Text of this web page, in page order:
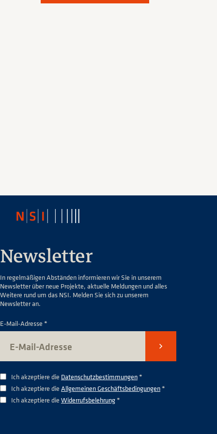
Newsletter
In regelmäßigen Abständen informieren wir Sie in unserem
Newsletter über neue Projekte, aktuelle Meldungen und alles
Weitere rund um das NSI. Melden Sie sich zu unserem
Newsletter an.
E-Mail-Adresse *
Senden
Ich akzeptiere die Datenschutzbestimmungen*
Ich akzeptiere die Allgemeinen Geschäftsbedingungen*
Ich akzeptiere die Widerrufsbelehrung*